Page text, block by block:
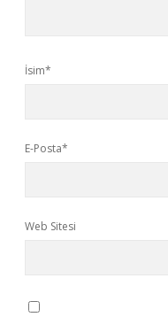
İsim*
E-Posta*
Web Sitesi